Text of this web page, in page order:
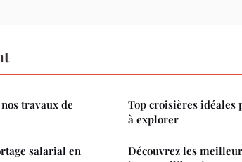
travaux de
salarial en
Top croisières idéales
à explorer
Découvrez les